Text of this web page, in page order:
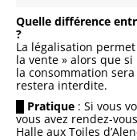
Quelle différence
?
La légalisation
la vente » alors que
la consommation
restera interdite.
█ Pratique : Si vous
vous avez rendez-
Halle aux Toiles